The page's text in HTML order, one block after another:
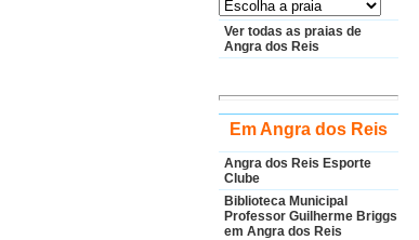
Ver todas as praias de
Angra dos Reis
Em Angra dos Reis
Angra dos Reis Esporte
Clube
Biblioteca Municipal
Professor Guilherme Briggs
em Angra dos Reis